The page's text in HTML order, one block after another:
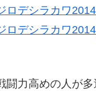
ロデシラカワ
ロデシラカワ
闘力高めの人が多